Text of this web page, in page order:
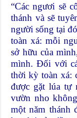
“Các ngươi sẽ
thánh và sẽ
người sống tại
toàn xá: mỗi
sở hữu của
mình. Đối với
thời kỳ toàn xá:
được gặt lúa tự
vườn nho
một năm thánh